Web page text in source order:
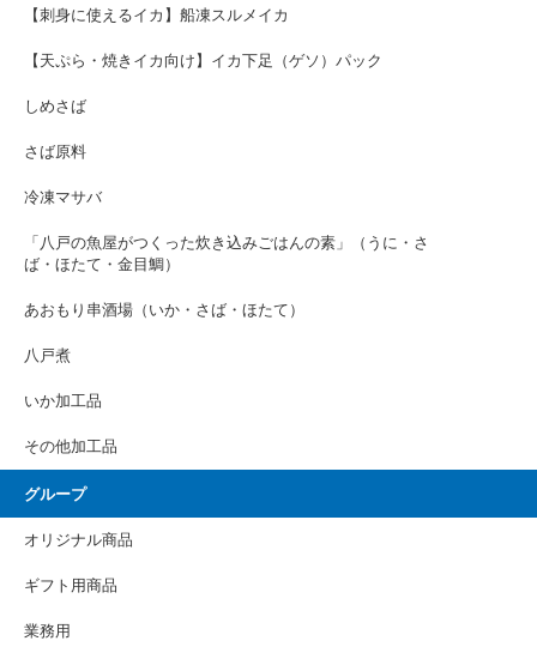
【刺身に使えるイカ】船凍スルメイカ
【天ぷら・焼きイカ向け】イカ下足（ゲソ）パック
しめさば
さば原料
冷凍マサバ
「八戸の魚屋がつくった炊き込みごはんの素」（うに・さ
ば・ほたて・金目鯛）
あおもり串酒場（いか・さば・ほたて）
八戸煮
いか加工品
その他加工品
グループ
オリジナル商品
ギフト用商品
業務用